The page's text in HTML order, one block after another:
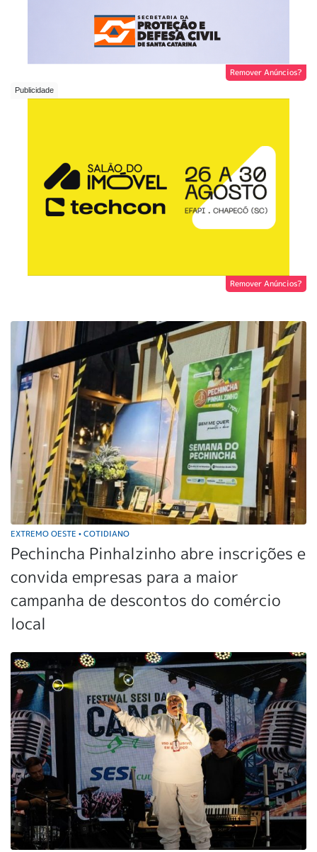
Remover Anúncios?
Remover Anúncios?
EXTREMO OESTE • COTIDIANO
Pechincha Pinhalzinho abre inscrições e
convida empresas para a maior
campanha de descontos do comércio
local